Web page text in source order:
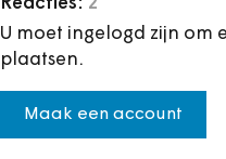
Reacties: 2
U moet ingelogd zijn om
plaatsen.
Maak een account